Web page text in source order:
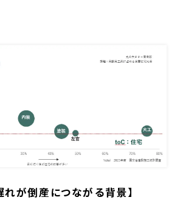
れが倒産につながる背景】